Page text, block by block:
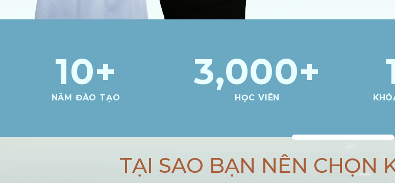
10+
NĂM ĐÀO TẠO
3,000+
HỌC VIÊN
TẠI SAO BẠN NÊN CHỌN